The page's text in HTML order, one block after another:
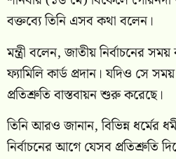
বক্তব্যে তিনি এসব কথা বলেন।
মন্ত্রী বলেন, জাতীয় নির্বাচনের
ফ্যামিলি কার্ড প্রদান। যদিও সে
প্রতিশ্রুতি বাস্তবায়ন শুরু করেছে।
তিনি আরও জানান, বিভিন্ন ধর্মের
নির্বাচনের আগে যেসব প্রতিশ্রুতি